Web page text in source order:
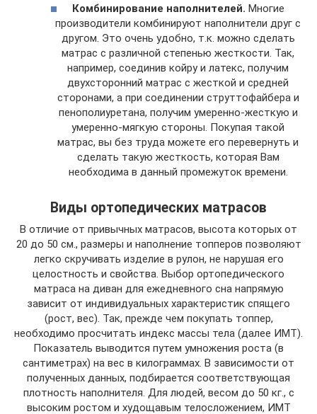
Комбинирование наполнителей. Многие
производители комбинируют наполнители друг с
другом. Это очень удобно, т.к. можно сделать
матрас с различной степенью жесткости. Так,
например, соединив койру и латекс, получим
двухсторонний матрас с жесткой и средней
сторонами, а при соединении струттофайбера и
пенополиуретана, получим умеренно-жесткую и
умеренно-мягкую стороны. Покупая такой
матрас, вы без труда можете его перевернуть и
сделать такую жесткость, которая Вам
необходима в данный промежуток времени.
Виды ортопедических матрасов
В отличие от привычных матрасов, высота которых от
20 до 50 см., размеры и наполнение топперов позволяют
легко скручивать изделие в рулон, не нарушая его
целостность и свойства. Выбор ортопедического
матраса на диван для ежедневного сна напрямую
зависит от индивидуальных характеристик спящего
(рост, вес). Так, прежде чем покупать топпер,
необходимо просчитать индекс массы тела (далее ИМТ).
Показатель выводится путем умножения роста (в
сантиметрах) на вес в килограммах. В зависимости от
полученных данных, подбирается соответствующая
плотность наполнителя. Для людей, весом до 50 кг., с
высоким ростом и худощавым телосложением, ИМТ